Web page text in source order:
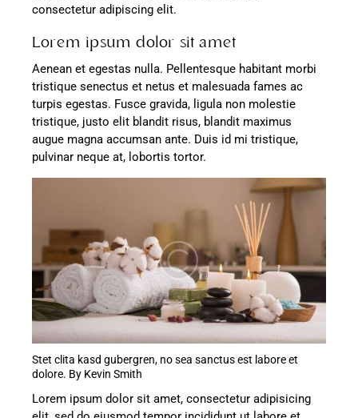
consectetur adipiscing elit.
Lorem ipsum dolor sit amet
Aenean et egestas nulla. Pellentesque habitant morbi
tristique senectus et netus et malesuada fames ac
turpis egestas. Fusce gravida, ligula non molestie
tristique, justo elit blandit risus, blandit maximus
augue magna accumsan ante. Duis id mi tristique,
pulvinar neque at, lobortis tortor.
Stet clita kasd gubergren, no sea sanctus est labore et
dolore. By Kevin Smith
Lorem ipsum dolor sit amet, consectetur adipisicing